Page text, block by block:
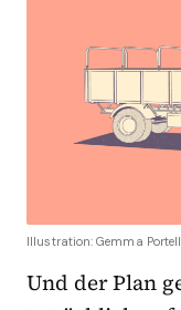
Illustration: Gemma
Und der Plan